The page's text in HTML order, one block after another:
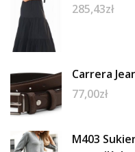
285,43zł
Carrera
77,00zł
M403